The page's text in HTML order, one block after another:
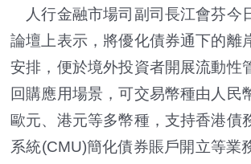
人行金融市場司副司長江會芬今
論壇上表示，將優化債券通下的離
安排，便於境外投資者開展流動性
回購應用場景，可交易幣種由人民
歐元、港元等多幣種，支持香港債
系統(CMU)簡化債券賬戶開立等業